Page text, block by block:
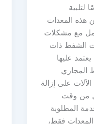
لتلبية
هذه المعدات
مع مشكلات
الشفط ذات
عليها
المجاري
على إزالة
من وقت
المطلوبة
فقط،